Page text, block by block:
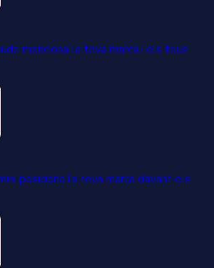
menciona la teva marca i els teus
posiciona la teva marca davant els